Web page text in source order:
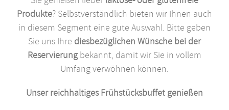
Produkte? Selbstverständlich bieten wir Ihnen auch
in diesem Segment eine gute Auswahl. Bitte geben
Sie uns Ihre diesbezüglichen Wünsche bei der
Reservierungbekannt, damit wir Sie in vollem
Umfang verwöhnen können.
Unser reichhaltiges Frühstücksbuffet genießen